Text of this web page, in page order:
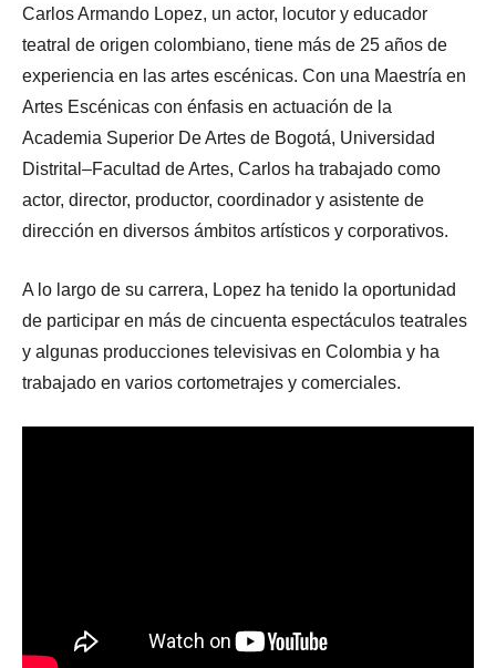
Carlos Armando Lopez, un actor, locutor y educador
teatral de origen colombiano, tiene más de 25 años de
experiencia en las artes escénicas. Con una Maestría en
Artes Escénicas con énfasis en actuación de la
Academia Superior De Artes de Bogotá, Universidad
Distrital–Facultad de Artes, Carlos ha trabajado como
actor, director, productor, coordinador y asistente de
dirección en diversos ámbitos artísticos y corporativos.
A lo largo de su carrera, Lopez ha tenido la oportunidad
de participar en más de cincuenta espectáculos teatrales
y algunas producciones televisivas en Colombia y ha
trabajado en varios cortometrajes y comerciales.